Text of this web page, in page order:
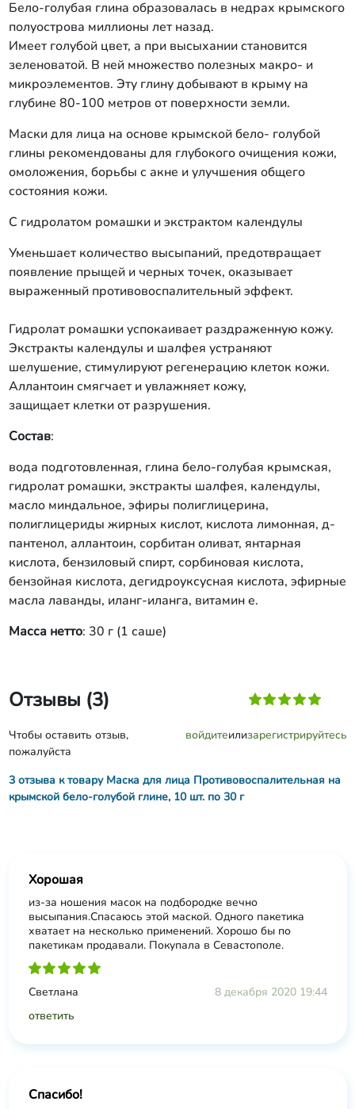
Бело-голубая глина образовалась в недрах крымского
полуострова миллионы лет назад.
Имеет голубой цвет, а при высыхании становится
зеленоватой. В ней множество полезных макро- и
микроэлементов. Эту глину добывают в крыму на
глубине 80-100 метров от поверхности земли.
Маски для лица на основе крымской бело- голубой
глины рекомендованы для глубокого очищения кожи,
омоложения, борьбы с акне и улучшения общего
состояния кожи.
С гидролатом ромашки и экстрактом календулы
Уменьшает количество высыпаний, предотвращает
появление прыщей и черных точек, оказывает
выраженный противовоспалительный эффект.
Гидролат ромашки успокаивает раздраженную кожу.
Экстракты календулы и шалфея устраняют
шелушение, стимулируют регенерацию клеток кожи.
Аллантоин смягчает и увлажняет кожу,
защищает клетки от разрушения.
Состав:
вода подготовленная, глина бело-голубая крымская,
гидролат ромашки, экстракты шалфея, календулы,
масло миндальное, эфиры полиглицерина,
полиглицериды жирных кислот, кислота лимонная, д-
пантенол, аллантоин, сорбитан оливат, янтарная
кислота, бензиловый спирт, сорбиновая кислота,
бензойная кислота, дегидроуксусная кислота, эфирные
масла лаванды, иланг-иланга, витамин е.
Масса нетто: 30 г (1 саше)
Отзывы (3)
Чтобы оставить отзыв,
пожалуйста
войдитеилизарегистрируйтесь
3 отзыва к товару Маска для лица Противовоспалительная на
крымской бело-голубой глине, 10 шт. по 30 г
Хорошая
из-за ношения масок на подбородке вечно
высыпания.Спасаюсь этой маской. Одного пакетика
хватает на несколько применений. Хорошо бы по
пакетикам продавали. Покупала в Севастополе.
Светлана
8 декабря 2020 19:44
ответить
Спасибо!